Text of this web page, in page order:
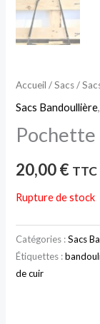
Accueil /Sacs/
Sacs Bandoullière
Pochette
20,00€ TTC
Rupture de stock
Catégories :Sacs
Étiquettes :
de cuir